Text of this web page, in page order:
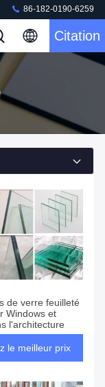
86-182-0190-6259
Citation
de verre feuilleté
Windows et
l'architecture
le meilleur prix